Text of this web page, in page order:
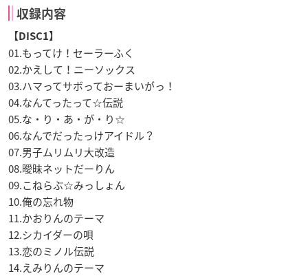
収録内容
【DISC1】
01.もってけ！セーラーふく
02.かえして！ニーソックス
03.ハマってサボっておーまいがっ！
04.なんてったって☆伝説
05.な・り・あ・が・り☆
06.なんでだったっけアイドル？
07.男子ムリムリ大改造
08.曖昧ネットだーりん
09.こねらぶ☆みっしょん
10.俺の忘れ物
11.かおりんのテーマ
12.シカイダーの唄
13.恋のミノル伝説
14.えみりんのテーマ